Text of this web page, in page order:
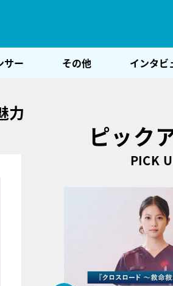
サー その他 インタビ
力
ピック
PICK